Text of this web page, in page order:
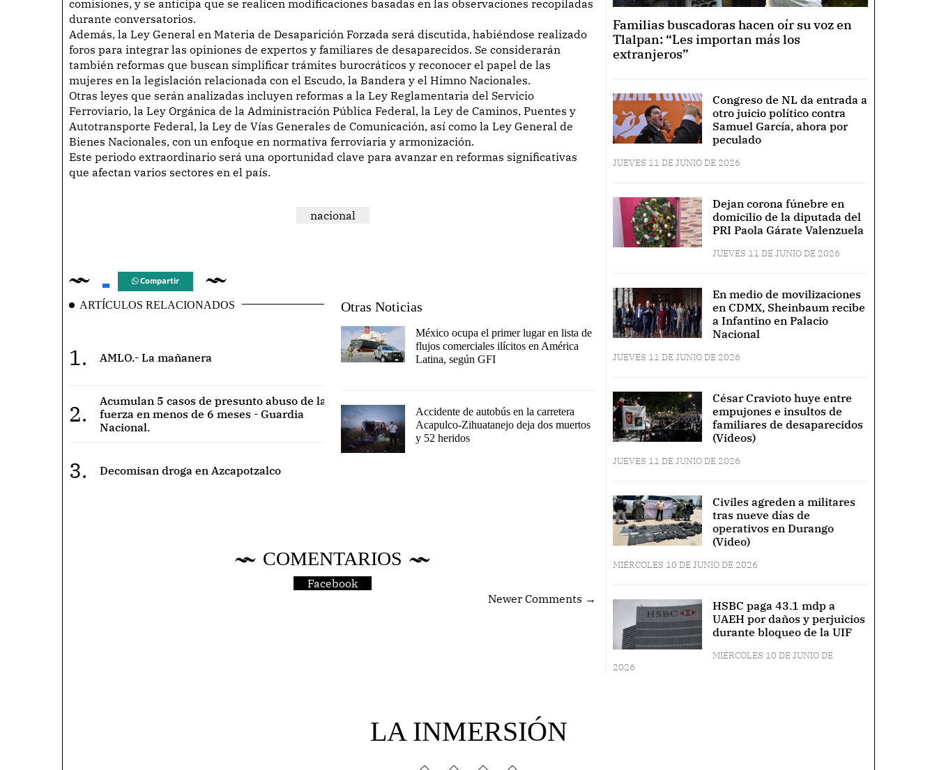
comisiones, y se anticipa que se realicen modificaciones basadas en las observaciones recopiladas
durante conversatorios.
Además, la Ley General en Materia de Desaparición Forzada será discutida, habiéndose realizado
foros para integrar las opiniones de expertos y familiares de desaparecidos. Se considerarán
también reformas que buscan simplificar trámites burocráticos y reconocer el papel de las
mujeres en la legislación relacionada con el Escudo, la Bandera y el Himno Nacionales.
Otras leyes que serán analizadas incluyen reformas a la Ley Reglamentaria del Servicio
Ferroviario, la Ley Orgánica de la Administración Pública Federal, la Ley de Caminos, Puentes y
Autotransporte Federal, la Ley de Vías Generales de Comunicación, así como la Ley General de
Bienes Nacionales, con un enfoque en normativa ferroviaria y armonización.
Este periodo extraordinario será una oportunidad clave para avanzar en reformas significativas
que afectan varios sectores en el país.
nacional
Compartir
ARTÍCULOS RELACIONADOS
1. AMLO.- La mañanera
2.
Acumulan 5 casos de presunto abuso de la
fuerza en menos de 6 meses - Guardia
Nacional.
3. Decomisan droga en Azcapotzalco
Otras Noticias
México ocupa el primer lugar en lista de
flujos comerciales ilícitos en América
Latina, según GFI
Accidente de autobús en la carretera
Acapulco-Zihuatanejo deja dos muertos
y 52 heridos
COMENTARIOS
Facebook
Newer Comments →
Familias buscadoras hacen oír su voz en
Tlalpan: “Les importan más los
extranjeros”
Congreso de NL da entrada a
otro juicio político contra
Samuel García, ahora por
peculado
JUEVES 11 DE JUNIO DE 2026
Dejan corona fúnebre en
domicilio de la diputada del
PRI Paola Gárate Valenzuela
JUEVES 11 DE JUNIO DE 2026
En medio de movilizaciones
en CDMX, Sheinbaum recibe
a Infantino en Palacio
Nacional
JUEVES 11 DE JUNIO DE 2026
César Cravioto huye entre
empujones e insultos de
familiares de desaparecidos
(Videos)
JUEVES 11 DE JUNIO DE 2026
Civiles agreden a militares
tras nueve días de
operativos en Durango
(Video)
MIÉRCOLES 10 DE JUNIO DE 2026
HSBC paga 43.1 mdp a
UAEH por daños y perjuicios
durante bloqueo de la UIF
MIÉRCOLES 10 DE JUNIO DE
2026
LA INMERSIÓN